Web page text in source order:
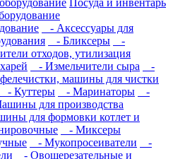
Посуда и инвентарь
- Аксессуары для
- Бликсеры
-
отходов, утилизация
- Измельчители сыра
-
машины для чистки
- Куттеры - Маринаторы
-
для производства
для формовки котлет и
- Миксеры
- Мукопросеиватели
-
- Овощерезательные и